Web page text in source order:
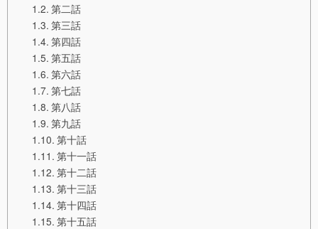
第二話
第三話
第四話
第五話
第六話
第七話
第八話
第九話
第十話
第十一話
第十二話
第十三話
第十四話
第十五話